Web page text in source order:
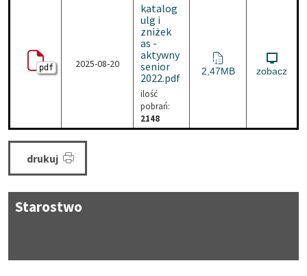
pdf 2025-08-20
katalog
ulg i
zniżek
as -
aktywny
senior
2022.pdf
ilość
pobrań:
2148
katalog ulg i zniżek as -
2,47MB zobacz
drukuj
Starostwo